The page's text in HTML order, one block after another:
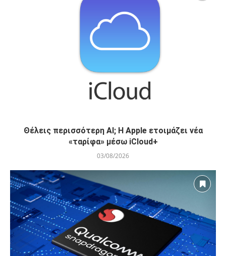
Θέλεις περισσότερη AI; Η Apple ετοιμάζει νέα
«ταρίφα» μέσω iCloud+
03/08/2026